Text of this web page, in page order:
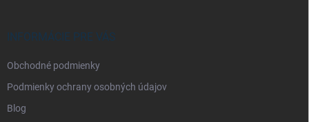
INFORMÁCIE PRE VÁS
Obchodné podmienky
Podmienky ochrany osobných údajov
Blog